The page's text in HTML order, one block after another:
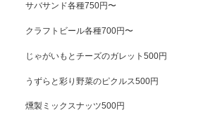
サバサンド各種750円〜
クラフトビール各種700円〜
じゃがいもとチーズのガレット500円
うずらと彩り野菜のピクルス500円
燻製ミックスナッツ500円